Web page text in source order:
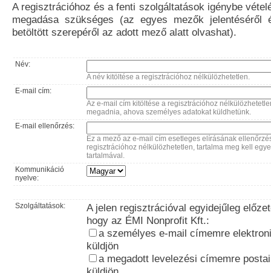
A regisztrációhoz és a fenti szolgáltatások igénybe
megadása szükséges (az egyes mezők jelentéséről
betöltött szerepéről az adott mező alatt olvashat).
Név:
A név kitöltése a regisztrációhoz nélkülözhetetlen.
E-mail cím:
Az e-mail cím kitöltése a regisztrációhoz
megadnia, ahova személyes adatokat küldhetünk.
E-mail ellenőrzés:
Ez a mező az e-mail cím esetleges elírásának
regisztrációhoz nélkülözhetetlen, tartalma meg kell
tartalmával.
Kommunikáció
nyelve:
Szolgáltatások:
A jelen regisztrációval egyidejűleg
hogy az ÉMI Nonprofit Kft.:
a személyes e-mail címemre
küldjön
a megadott levelezési címemre